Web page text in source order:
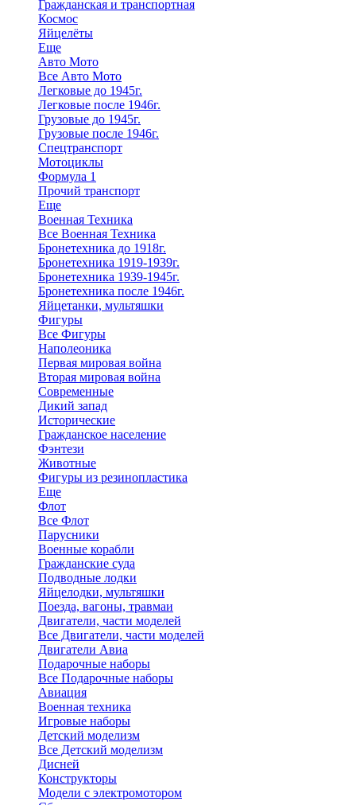
Гражданская и транспортная
Космос
Яйцелёты
Еще
Авто Мото
Все Авто Мото
Легковые до 1945г.
Легковые после 1946г.
Грузовые до 1945г.
Грузовые после 1946г.
Спецтранспорт
Мотоциклы
Формула 1
Прочий транспорт
Еще
Военная Техника
Все Военная Техника
Бронетехника до 1918г.
Бронетехника 1919-1939г.
Бронетехника 1939-1945г.
Бронетехника после 1946г.
Яйцетанки, мультяшки
Фигуры
Все Фигуры
Наполеоника
Первая мировая война
Вторая мировая война
Современные
Дикий запад
Исторические
Гражданское население
Фэнтези
Животные
Фигуры из резинопластика
Еще
Флот
Все Флот
Парусники
Военные корабли
Гражданские суда
Подводные лодки
Яйцелодки, мультяшки
Поезда, вагоны, травмаи
Двигатели, части моделей
Все Двигатели, части моделей
Двигатели Авиа
Подарочные наборы
Все Подарочные наборы
Авиация
Военная техника
Игровые наборы
Детский моделизм
Все Детский моделизм
Дисней
Конструкторы
Модели с электромотором